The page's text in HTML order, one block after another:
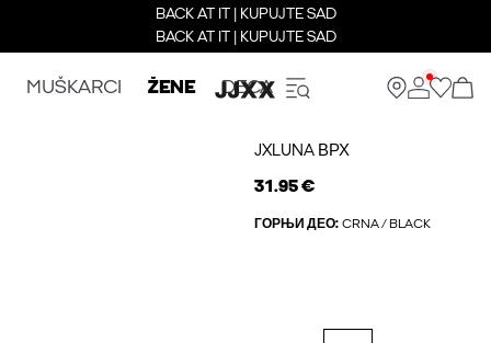
BACK AT IT | KUPUJTE SAD
BACK AT IT | KUPUJTE SAD
MUŠKARCI ŽENE DECA
JXLUNA ВРХ
31.95 €
ГОРЊИ ДЕО: CRNA / BLACK